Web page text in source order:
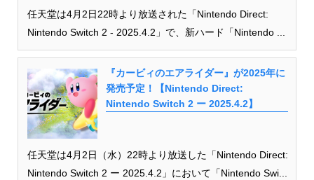
任天堂は4月2日22時より放送された「Nintendo Direct:
Nintendo Switch 2 - 2025.4.2」で、新ハード「Nintendo ...
『カービィのエアライダー』が2025年に
発売予定！【Nintendo Direct:
Nintendo Switch 2 ー 2025.4.2】
任天堂は4月2日（水）22時より放送した「Nintendo Direct:
Nintendo Switch 2 ー 2025.4.2」において「Nintendo Swi...